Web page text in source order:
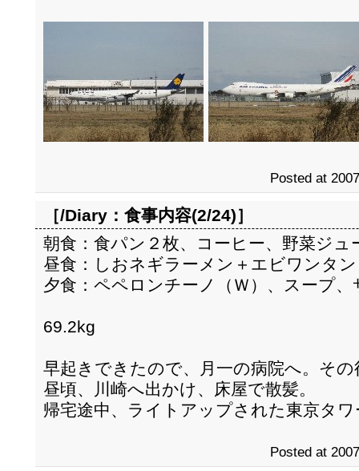
Posted at
［/Diary： 食事内容(2/24)］
朝食：食パン２枚、コーヒー、野菜ジュ
昼食：しおネギラーメン＋エビワンタ
夕食：ペペロンチーノ（Ｗ）、スープ
69.2kg
早起きできたので、月一の病院へ。その
昼頃、川崎へ出かけ、床屋で散髪。
帰宅途中、ライトアップされた東京タ
Posted at